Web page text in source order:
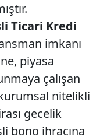
Ticari Kredi
imkanı
piyasa
çalışan
nitelikli
gecelik
bono ihracına